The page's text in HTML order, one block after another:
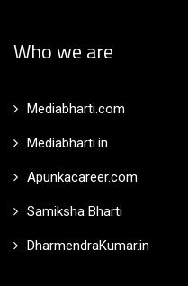
Who we are
Mediabharti.com
Mediabharti.in
Apunkacareer.com
Samiksha Bharti
DharmendraKumar.in